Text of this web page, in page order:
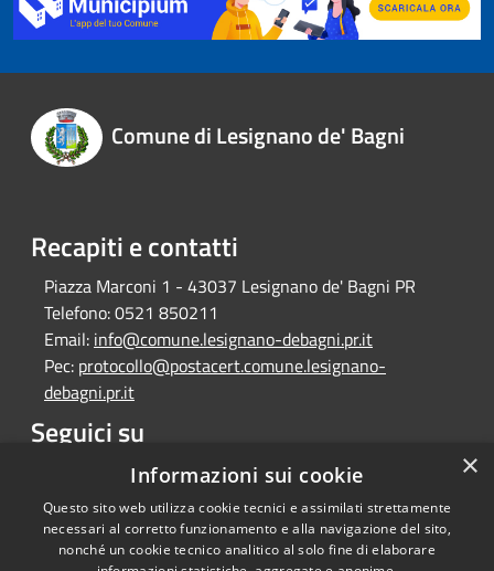
Comune di Lesignano de' Bagni
Recapiti e contatti
Piazza Marconi 1 - 43037 Lesignano de' Bagni PR
Telefono:0521 850211
Email: info@comune.lesignano-debagni.pr.it
Pec: protocollo@postacert.comune.lesignano-
debagni.pr.it
Seguici su
Facebook ×
Informazioni sui cookie
Questo sito web utilizza cookie tecnici e assimilati strettamente
necessari al corretto funzionamento e alla navigazione del sito,
nonché un cookie tecnico analitico al solo fine di elaborare